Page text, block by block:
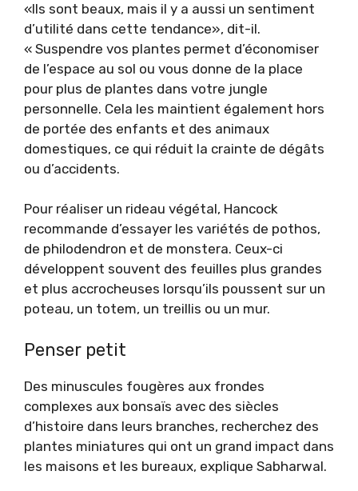
«Ils sont beaux, mais il y a aussi un sentiment
d’utilité dans cette tendance», dit-il.
« Suspendre vos plantes permet d’économiser
de l’espace au sol ou vous donne de la place
pour plus de plantes dans votre jungle
personnelle. Cela les maintient également hors
de portée des enfants et des animaux
domestiques, ce qui réduit la crainte de dégâts
ou d’accidents.
Pour réaliser un rideau végétal, Hancock
recommande d’essayer les variétés de pothos,
de philodendron et de monstera. Ceux-ci
développent souvent des feuilles plus grandes
et plus accrocheuses lorsqu’ils poussent sur un
poteau, un totem, un treillis ou un mur.
Penser petit
Des minuscules fougères aux frondes
complexes aux bonsaïs avec des siècles
d’histoire dans leurs branches, recherchez des
plantes miniatures qui ont un grand impact dans
les maisons et les bureaux, explique Sabharwal.